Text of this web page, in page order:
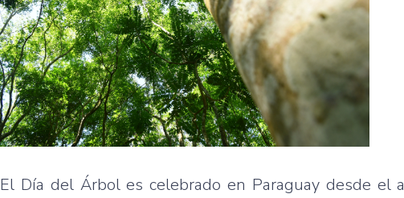
El Día del Árbol es celebrado en Paraguay desde el